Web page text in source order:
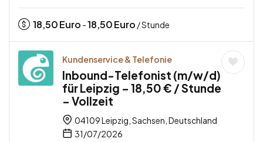
18,50Euro -18,50Euro / Stunde
Kundenservice & Telefonie
Inbound-Telefonist (m/w/d)
für Leipzig – 18,50 € / Stunde
– Vollzeit
04109 Leipzig, Sachsen, Deutschland
31/07/2026